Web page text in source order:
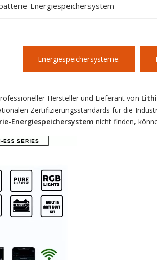
Energiespeichersystem
Energiespeichersysteme.
Hersteller und Lieferant von
Zertifizierungsstandards für die
Energiespeichersystem nicht finden,